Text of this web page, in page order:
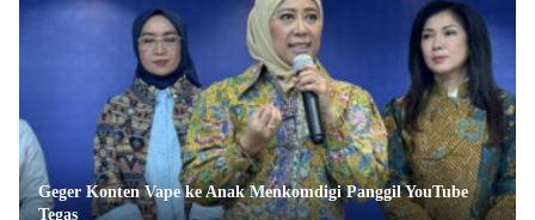
Geger Konten Vape ke Anak Menkomdigi Panggil YouTube
Tegas